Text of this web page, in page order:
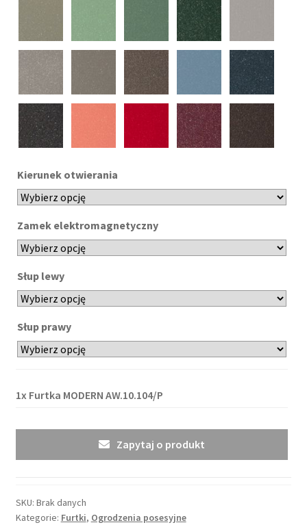
Kierunek otwierania
Zamek elektromagnetyczny
Słup lewy
Słup prawy
1x Furtka MODERN AW.10.104/P
Zapytaj o produkt
SKU: Brak danych
Kategorie: Furtki, Ogrodzenia posesyjne